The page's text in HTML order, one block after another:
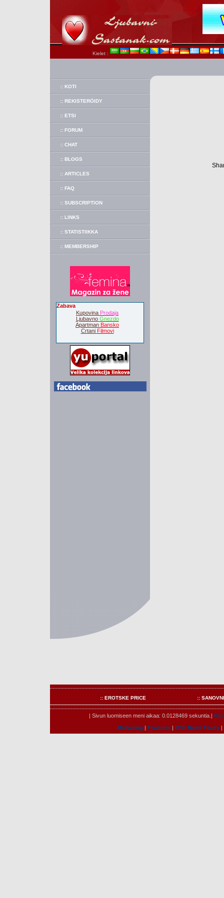
Kielet :
:: KOTI
:: REKISTERÖIDY
:: ETSI
:: FORUM
:: CHAT
:: BLOGS
:: ARTICLES
:: FAQ
:: SUBSCRIPTION
:: LINKS
:: STATISTIIKKA
:: MEMBERSHIP
Zabava
Kupovina Prodaja
Ljubavno Gnezdo
Apartman Bansko
Crtani Filmovi
:: EROTSKE PRICE ::
| Sivun luomiseen meni aikaa: 0.0128469 sekuntia.|
Marketing | Features| RSS News Feeds|